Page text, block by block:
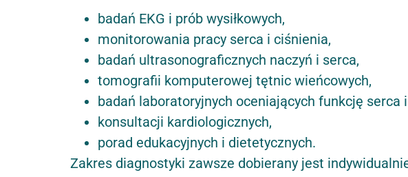
badań EKG i prób wysiłkowych,
monitorowania pracy serca i ciśnienia,
badań ultrasonograficznych naczyń i serca,
tomografii komputerowej tętnic wieńcowych,
badań laboratoryjnych oceniających funkcję serca
konsultacji kardiologicznych,
porad edukacyjnych i dietetycznych.
Zakres diagnostyki zawsze dobierany jest